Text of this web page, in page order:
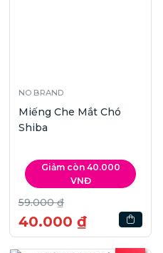
NO BRAND
Miếng Che Mắt Chó
Shiba
Giảm còn 40.000
VNĐ
59.000 ₫
40.000 ₫